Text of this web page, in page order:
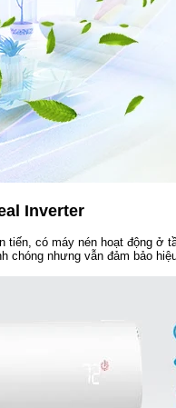
Inverter
tiến, có máy nén hoạt động ở
chóng nhưng vẫn đảm bảo